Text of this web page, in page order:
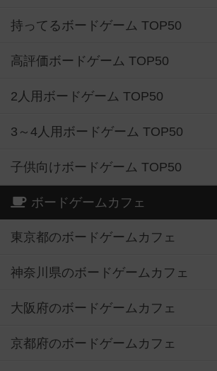
持ってるボードゲーム TOP50
高評価ボードゲーム TOP50
2人用ボードゲーム TOP50
3～4人用ボードゲーム TOP50
子供向けボードゲーム TOP50
ボードゲームカフェ
東京都のボードゲームカフェ
神奈川県のボードゲームカフェ
大阪府のボードゲームカフェ
京都府のボードゲームカフェ